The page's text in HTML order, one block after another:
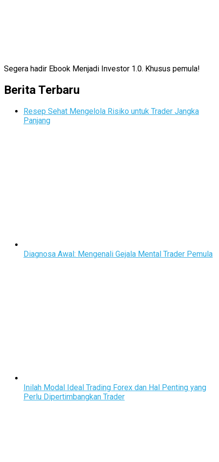
Segera hadir Ebook Menjadi Investor 1.0. Khusus pemula!
Berita Terbaru
Resep Sehat Mengelola Risiko untuk Trader Jangka
Panjang
Diagnosa Awal: Mengenali Gejala Mental Trader Pemula
Inilah Modal Ideal Trading Forex dan Hal Penting yang
Perlu Dipertimbangkan Trader